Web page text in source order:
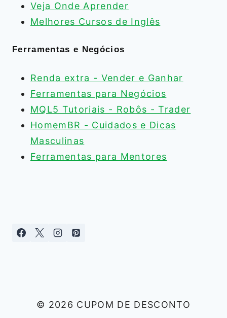
Veja Onde Aprender
Melhores Cursos de Inglês
Ferramentas e Negócios
Renda extra - Vender e Ganhar
Ferramentas para Negócios
MQL5 Tutoriais - Robôs - Trader
HomemBR - Cuidados e Dicas
Masculinas
Ferramentas para Mentores
© 2026 CUPOM DE DESCONTO